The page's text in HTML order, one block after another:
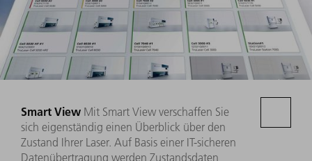
Smart View Mit Smart View verschaffen Sie
sich eigenständig einen Überblick über den
Zustand Ihrer Laser. Auf Basis einer IT-sicheren
Datenübertragung werden Zustandsdaten